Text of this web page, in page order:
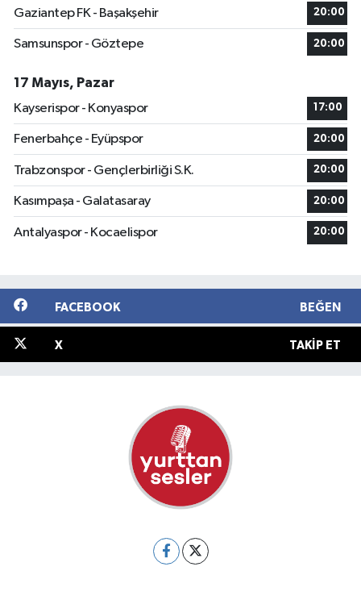
Gaziantep FK - Başakşehir 20:00
Samsunspor - Göztepe 20:00
17 Mayıs, Pazar
Kayserispor - Konyaspor
17:00
Fenerbahçe - Eyüpspor 20:00
Trabzonspor - Gençlerbirliği S.K. 20:00
Kasımpaşa - Galatasaray 20:00
Antalyaspor - Kocaelispor 20:00
FACEBOOK BEĞEN
X TAKIP ET